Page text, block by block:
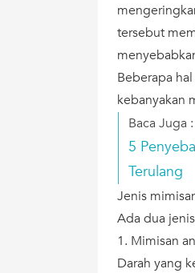
tersebut
Beberapa
kebanyakan
Baca Juga :
5
Terulang
Jenis
Ada dua
1. Mimisan
Darah yang